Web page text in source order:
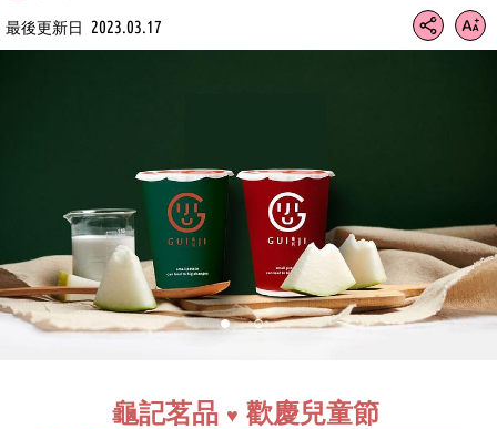
最後更新日 2023.03.17
龜記茗品 ♥ 歡慶兒童節